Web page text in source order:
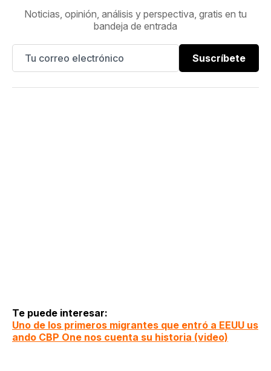
Noticias, opinión, análisis y perspectiva, gratis en tu
bandeja de entrada
Suscríbete
Te puede interesar:
Uno de los primeros migrantes que entró a EEUU us
ando CBP One nos cuenta su historia (video)